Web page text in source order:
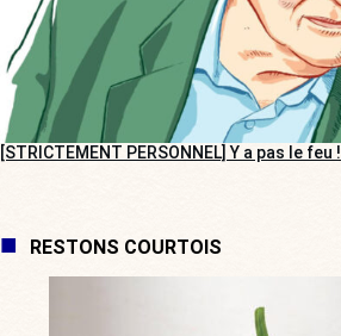
[STRICTEMENT PERSONNEL] Y a pas le feu !
RESTONS COURTOIS